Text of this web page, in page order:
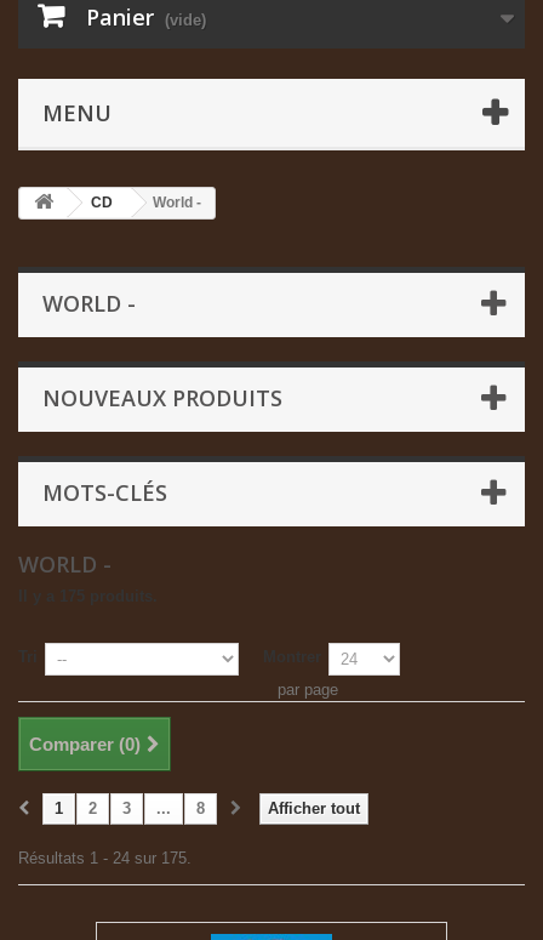
Panier (vide)
MENU
CD World -
WORLD -
NOUVEAUX PRODUITS
MOTS-CLÉS
WORLD -
Il y a 175 produits.
par page
Comparer (0)
Afficher tout
1 2 3 ... 8
Résultats 1 - 24 sur 175.